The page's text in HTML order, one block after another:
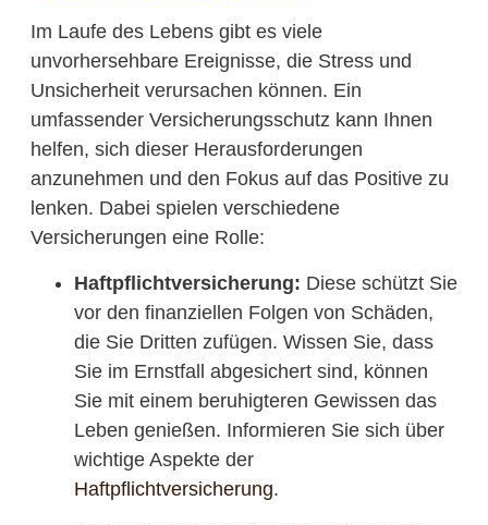
Im Laufe des Lebens gibt es viele
unvorhersehbare Ereignisse, die Stress und
Unsicherheit verursachen können. Ein
umfassender Versicherungsschutz kann Ihnen
helfen, sich dieser Herausforderungen
anzunehmen und den Fokus auf das Positive zu
lenken. Dabei spielen verschiedene
Versicherungen eine Rolle:
Haftpflichtversicherung: Diese schützt Sie
vor den finanziellen Folgen von Schäden,
die Sie Dritten zufügen. Wissen Sie, dass
Sie im Ernstfall abgesichert sind, können
Sie mit einem beruhigteren Gewissen das
Leben genießen. Informieren Sie sich über
wichtige Aspekte der
Haftpflichtversicherung.